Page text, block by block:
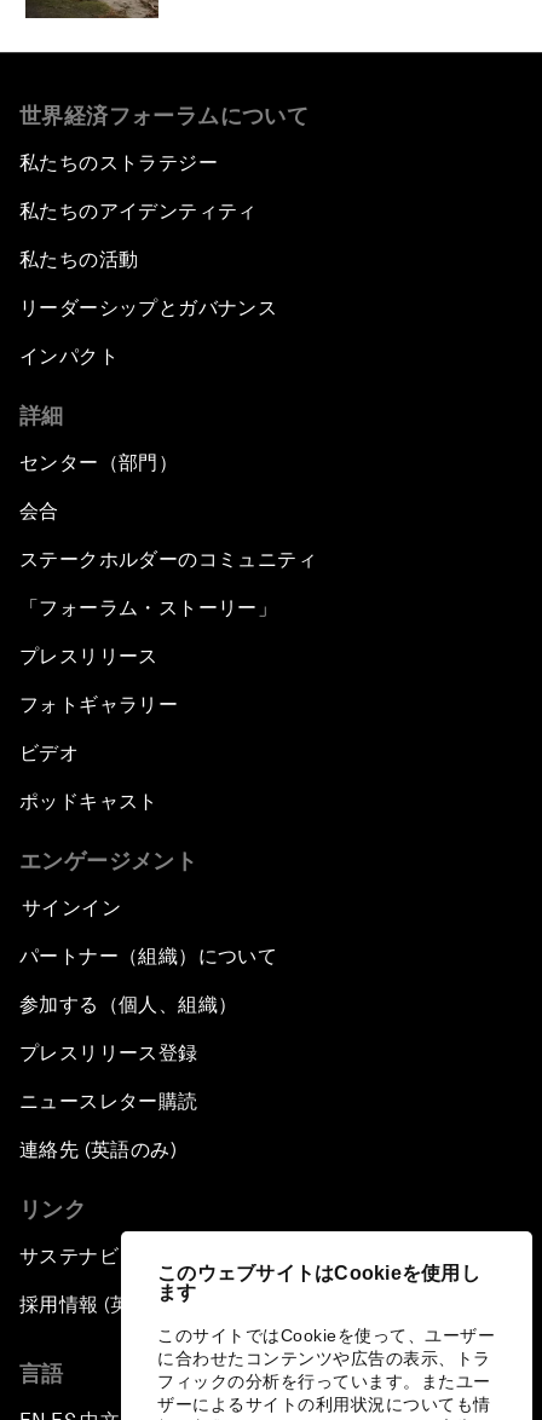
このウェブサイトはCookieを使用し
ます
このサイトではCookieを使って、ユーザー
に合わせたコンテンツや広告の表示、トラ
フィックの分析を行っています。またユー
ザーによるサイトの利用状況についても情
世界経済フォーラムについて
私たちのストラテジー
私たちのアイデンティティ
私たちの活動
リーダーシップとガバナンス
インパクト
詳細
センター（部門）
会合
ステークホルダーのコミュニティ
「フォーラム・ストーリー」
プレスリリース
フォトギャラリー
ビデオ
ポッドキャスト
エンゲージメント
サインイン
パートナー（組織）について
参加する（個人、組織）
プレスリリース登録
ニュースレター購読
連絡先 (英語のみ)
リンク
サステナビリティへの取り組み
採用情報 (英語のみ)
言語